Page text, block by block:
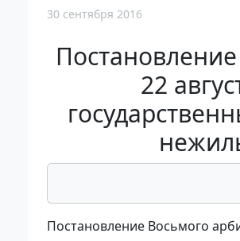
30 сентября 2016
22
Постановление Восьмого